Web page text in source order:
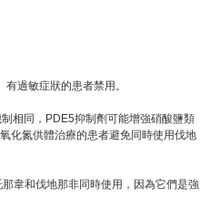
過敏症狀的患者禁用。
相同，PDE5抑制劑可能增強硝酸鹽類
化氮供體治療的患者避免同時使用伐地
韋和伐地那非同時使用，因為它們是強